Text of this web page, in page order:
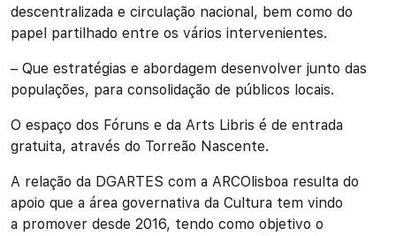
descentralizada e circulação nacional, bem como do
papel partilhado entre os vários intervenientes.
– Que estratégias e abordagem desenvolver junto das
populações, para consolidação de públicos locais.
O espaço dos Fóruns e da Arts Libris é de entrada
gratuita, através do Torreão Nascente.
A relação da DGARTES com a ARCOlisboa resulta do
apoio que a área governativa da Cultura tem vindo
a promover desde 2016, tendo como objetivo o